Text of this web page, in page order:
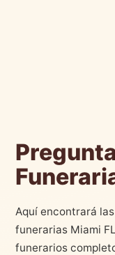
Aquí encontrará
funerarias Miami
funerarios